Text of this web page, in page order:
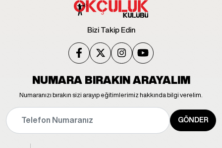
Bizi Takip Edin
NUMARA BIRAKIN ARAYALIM
Numaranızı bırakın sizi arayıp eğitimlerimiz hakkında bilgi verelim.
GÖNDER